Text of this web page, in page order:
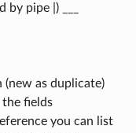
pipe |) ___
as duplicate)
fields
you can list